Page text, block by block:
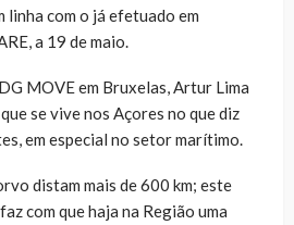
linha com o já efetuado em
a 19 de maio.
MOVE em Bruxelas, Artur Lima
se vive nos Açores no que diz
em especial no setor marítimo.
distam mais de 600 km; este
com que haja na Região uma